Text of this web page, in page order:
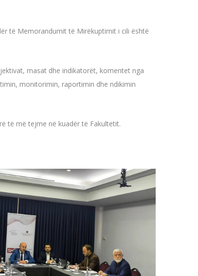
të Memorandumit të Mirëkuptimit i cili është
masat dhe indikatorët, komentet nga
monitorimin, raportimin dhe ndikimin
të më tejme në kuadër të Fakultetit.